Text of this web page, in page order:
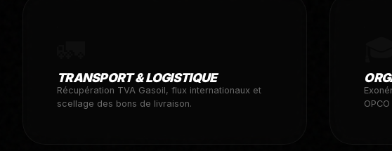
TRANSPORT & LOGISTIQUE
Récupération TVA Gasoil, flux internationaux et
scellage des bons de livraison.